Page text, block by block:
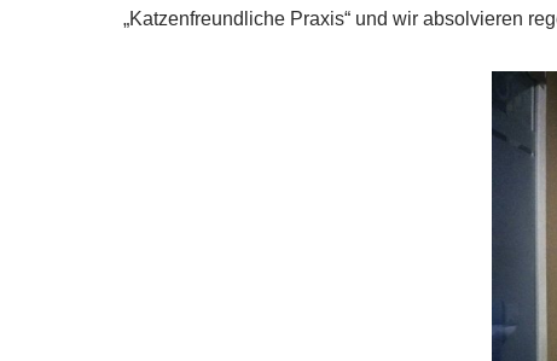
„Katzenfreundliche Praxis“ und wir absolvieren